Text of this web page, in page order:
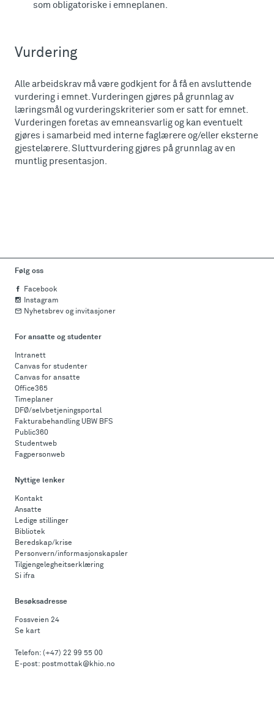
som obligatoriske i emneplanen.
Vurdering
Alle arbeidskrav må være godkjent for å få en avsluttende
vurdering i emnet. Vurderingen gjøres på grunnlag av
læringsmål og vurderingskriterier som er satt for emnet.
Vurderingen foretas av emneansvarlig og kan eventuelt
gjøres i samarbeid med interne faglærere og/eller eksterne
gjestelærere. Sluttvurdering gjøres på grunnlag av en
muntlig presentasjon.
Følg oss
Facebook
Instagram
Nyhetsbrev og invitasjoner
For ansatte og studenter
Intranett
Canvas for studenter
Canvas for ansatte
Office365
Timeplaner
DFØ/selvbetjeningsportal
Fakturabehandling UBW BFS
Public360
Studentweb
Fagpersonweb
Nyttige lenker
Kontakt
Ansatte
Ledige stillinger
Bibliotek
Beredskap/krise
Personvern/informasjonskapsler
Tilgjengelegheitserklæring
Si ifra
Besøksadresse
Fossveien 24
Se kart
Telefon: (+47) 22 99 55 00
E-post: postmottak@khio.no